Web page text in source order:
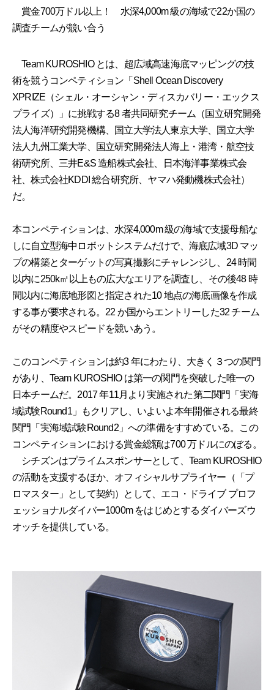
賞金700万ドル以上！ 水深4,000m 級の海域で22か国の
調査チームが競い合う
Team KUROSHIO とは、超広域高速海底マッピングの技
術を競うコンペティション「Shell Ocean Discovery
XPRIZE（シェル・オーシャン・ディスカバリー・エックス
プライズ）」に挑戦する8 者共同研究チーム（国立研究開発
法人海洋研究開発機構、国立大学法人東京大学、国立大学
法人九州工業大学、国立研究開発法人海上・港湾・航空技
術研究所、三井E&S 造船株式会社、日本海洋事業株式会
社、株式会社KDDI 総合研究所、ヤマハ発動機株式会社）
だ。
本コンペティションは、水深4,000m 級の海域で支援母船な
しに自立型海中ロボットシステムだけで、海底広域3D マッ
プの構築とターゲットの写真撮影にチャレンジし、24 時間
以内に250k㎡以上もの広大なエリアを調査し、その後48 時
間以内に海底地形図と指定された10 地点の海底画像を作成
する事が要求される。22 か国からエントリーした32 チーム
がその精度やスピードを競いあう。
このコンペティションは約3 年にわたり、大きく３つの関門
があり、Team KUROSHIO は第一の関門を突破した唯一の
日本チームだ。2017 年11月より実施された第二関門「実海
域試験Round1」もクリアし、いよいよ本年開催される最終
関門「実海域試験Round2」への準備をすすめている。この
コンペティションにおける賞金総額は700 万ドルにのぼる。
シチズンはプライムスポンサーとして、Team KUROSHIO
の活動を支援するほか、オフィシャルサプライヤー（「プ
ロマスター」として契約）として、エコ・ドライブ プロフ
ェッショナルダイバー1000m をはじめとするダイバーズウ
オッチを提供している。